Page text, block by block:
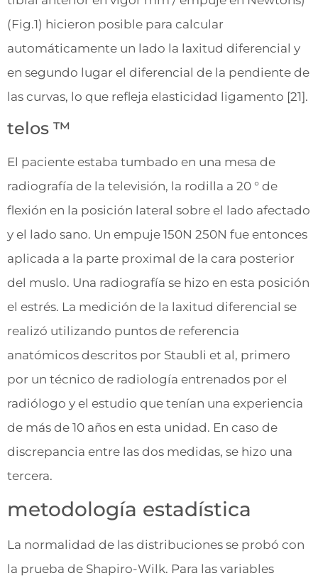
(Fig.1) hicieron posible para calcular
automáticamente un lado la laxitud diferencial y
en segundo lugar el diferencial de la pendiente de
las curvas, lo que refleja elasticidad ligamento [21].
telos ™
El paciente estaba tumbado en una mesa de
radiografía de la televisión, la rodilla a 20 ° de
flexión en la posición lateral sobre el lado afectado
y el lado sano. Un empuje 150N 250N fue entonces
aplicada a la parte proximal de la cara posterior
del muslo. Una radiografía se hizo en esta posición
el estrés. La medición de la laxitud diferencial se
realizó utilizando puntos de referencia
anatómicos descritos por Staubli et al, primero
por un técnico de radiología entrenados por el
radiólogo y el estudio que tenían una experiencia
de más de 10 años en esta unidad. En caso de
discrepancia entre las dos medidas, se hizo una
tercera.
metodología estadística
La normalidad de las distribuciones se probó con
la prueba de Shapiro-Wilk. Para las variables